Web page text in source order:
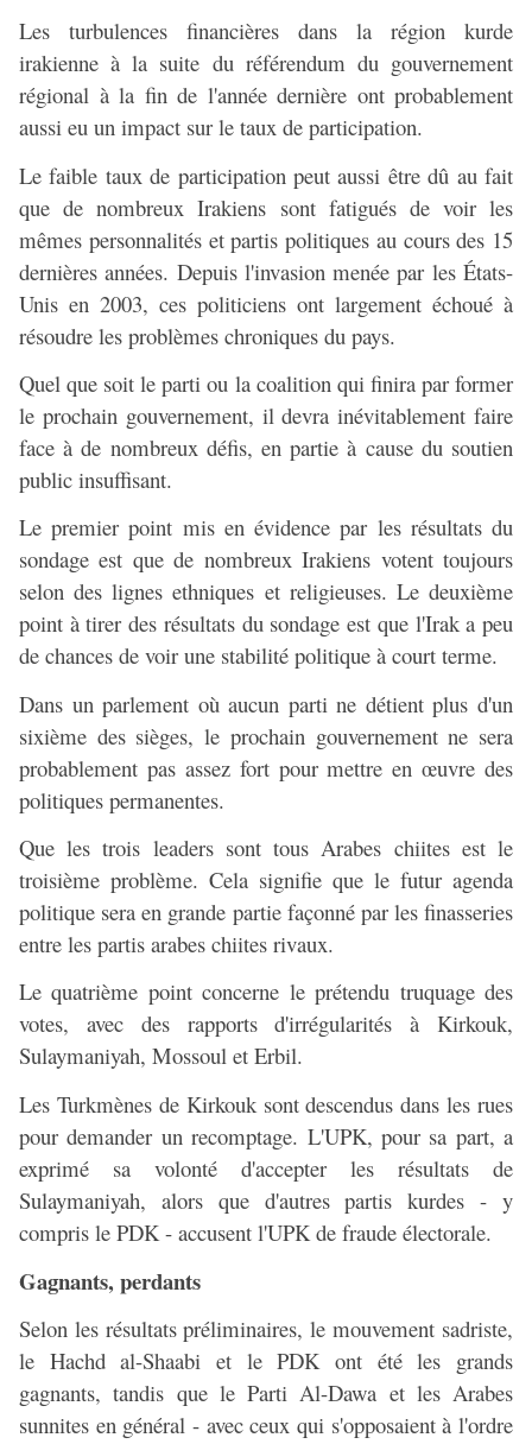
Les turbulences financières dans la région kurde
irakienne à la suite du référendum du gouvernement
régional à la fin de l'année dernière ont probablement
aussi eu un impact sur le taux de participation.
Le faible taux de participation peut aussi être dû au fait
que de nombreux Irakiens sont fatigués de voir les
mêmes personnalités et partis politiques au cours des 15
dernières années. Depuis l'invasion menée par les États-
Unis en 2003, ces politiciens ont largement échoué à
résoudre les problèmes chroniques du pays.
Quel que soit le parti ou la coalition qui finira par former
le prochain gouvernement, il devra inévitablement faire
face à de nombreux défis, en partie à cause du soutien
public insuffisant.
Le premier point mis en évidence par les résultats du
sondage est que de nombreux Irakiens votent toujours
selon des lignes ethniques et religieuses. Le deuxième
point à tirer des résultats du sondage est que l'Irak a peu
de chances de voir une stabilité politique à court terme.
Dans un parlement où aucun parti ne détient plus d'un
sixième des sièges, le prochain gouvernement ne sera
probablement pas assez fort pour mettre en œuvre des
politiques permanentes.
Que les trois leaders sont tous Arabes chiites est le
troisième problème. Cela signifie que le futur agenda
politique sera en grande partie façonné par les finasseries
entre les partis arabes chiites rivaux.
Le quatrième point concerne le prétendu truquage des
votes, avec des rapports d'irrégularités à Kirkouk,
Sulaymaniyah, Mossoul et Erbil.
Les Turkmènes de Kirkouk sont descendus dans les rues
pour demander un recomptage. L'UPK, pour sa part, a
exprimé sa volonté d'accepter les résultats de
Sulaymaniyah, alors que d'autres partis kurdes - y
compris le PDK - accusent l'UPK de fraude électorale.
Gagnants, perdants
Selon les résultats préliminaires, le mouvement sadriste,
le Hachd al-Shaabi et le PDK ont été les grands
gagnants, tandis que le Parti Al-Dawa et les Arabes
sunnites en général - avec ceux qui s'opposaient à l'ordre